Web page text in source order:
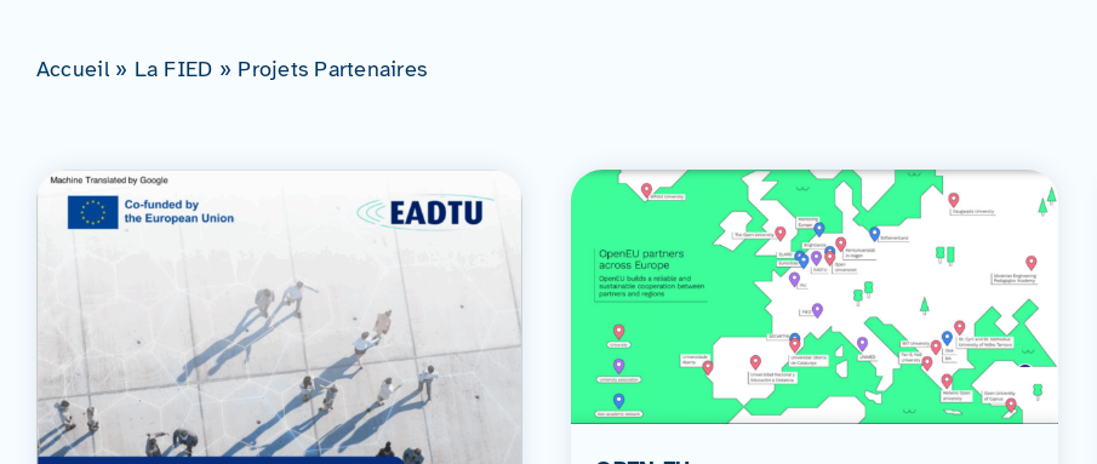
Accueil» La FIED » Projets Partenaires